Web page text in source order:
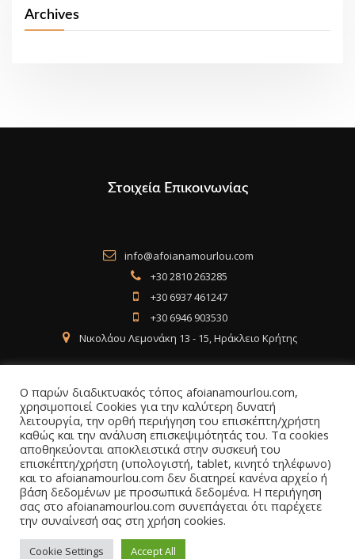
Archives
Στοιχεία Επικοινωνίας
info@afoianamourlou.com
+30 2810 263285
+30 6937 461247
+30 6946 903530
Νικολάου Λεμονάκη 13 - 15, Ηράκλειο Κρήτης
Social Media
Facebook
Instagram
LinkedIn
Ο παρών διαδικτυακός τόπος afoianamourlou.com,
χρησιμοποιεί Cookies για την καλύτερη δυνατή
λειτουργία, την ορθή περιήγηση του επισκέπτη/χρήστη
καθώς και την ανάλυση επισκεψιμότητάς του. Τα cookies
αποθηκεύονται αποκλειστικά στην συσκευή του
επισκέπτη/χρήστη (υπολογιστή, tablet, κινητό τηλέφωνο)
και το afoianamourlou.com δεν διατηρεί κανένα αρχείο ή
βάση δεδομένων με προσωπικά δεδομένα. Η περιήγηση
σας στο afoianamourlou.com συνεπάγεται ότι παρέχετε
την συναίνεσή σας στη χρήση cookies.
Cookie Settings Accept All